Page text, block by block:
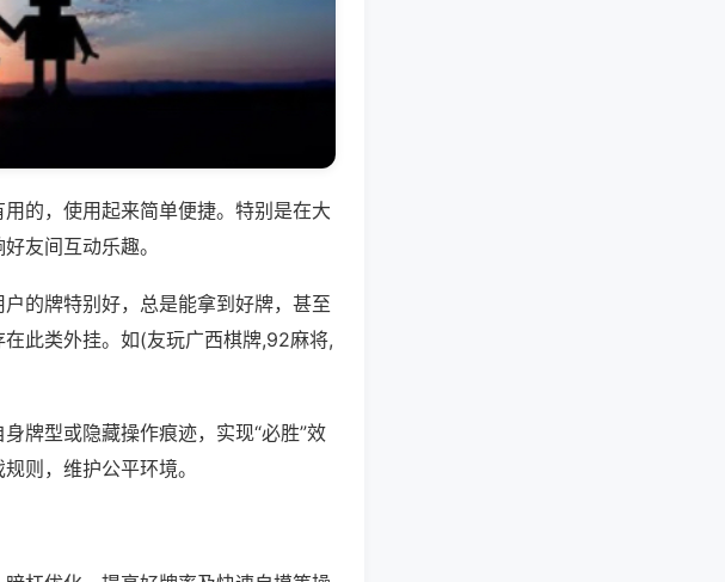
的，使用起来简单便捷。特别是在大
友间互动乐趣。
的牌特别好，总是能拿到好牌，甚至
此类外挂。如(友玩广西棋牌,92麻将,
牌型或隐藏操作痕迹，实现“必胜”效
则，维护公平环境。